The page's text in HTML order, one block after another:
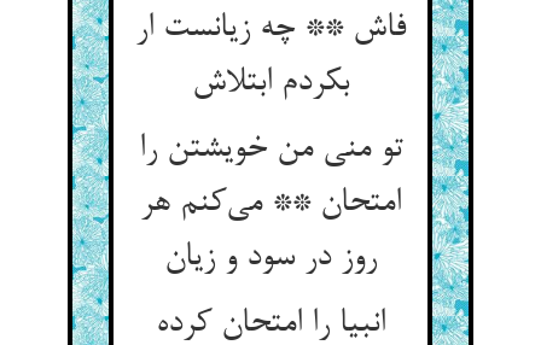
فاش ** چه زیانست ار
بکردم ابتلاش
تو منی من خویشتن را
امتحان ** می‌کنم هر
روز در سود و زیان
انبیا را امتحان کرده